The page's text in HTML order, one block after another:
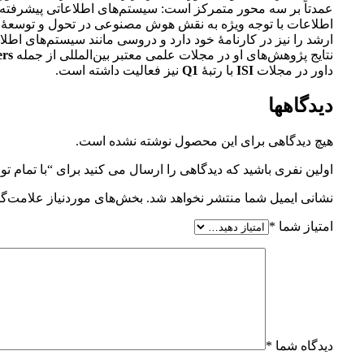
عمدتاً بر سه محور متمرکز است: سیستم‌های اطلاعاتی پیشرفته
اطلاعات با توجه ویژه به نقش هوش مصنوعی در تحول و
ارشد را نیز در کارنامهٔ خود دارد و دروسی مانند سیستم‌های
نتایج پژوهش‌های او در مجلات علمی معتبر بین‌المللی از جمله
داور در مجلات ISI با رتبهٔ Q1 نیز فعالیت داشته است.
دیدگاهها
هیچ دیدگاهی برای این محصول نوشته نشده است.
اولین نفری باشید که دیدگاهی را ارسال می کنید برای “با
نشانی ایمیل شما منتشر نخواهد شد. بخش‌های موردنیاز
امتیاز شما *
دیدگاه شما *